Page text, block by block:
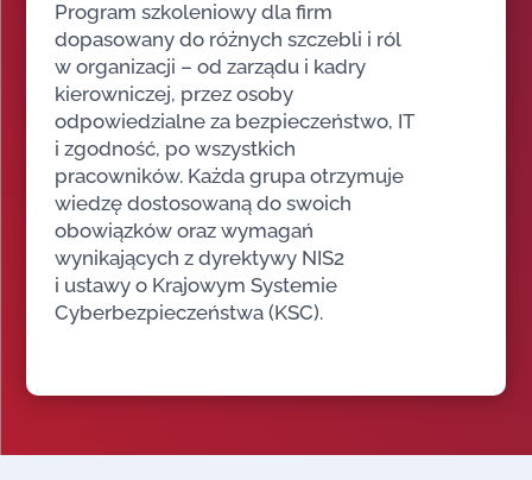
Program szkoleniowy dla firm
dopasowany do różnych szczebli i ról
w organizacji – od zarządu i kadry
kierowniczej, przez osoby
odpowiedzialne za bezpieczeństwo, IT
i zgodność, po wszystkich
pracowników. Każda grupa otrzymuje
wiedzę dostosowaną do swoich
obowiązków oraz wymagań
wynikających z dyrektywy NIS2
i ustawy o Krajowym Systemie
Cyberbezpieczeństwa (KSC).